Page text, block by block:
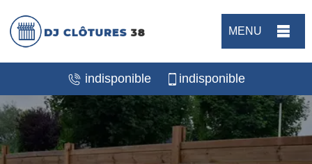
MENU
indisponible indisponible